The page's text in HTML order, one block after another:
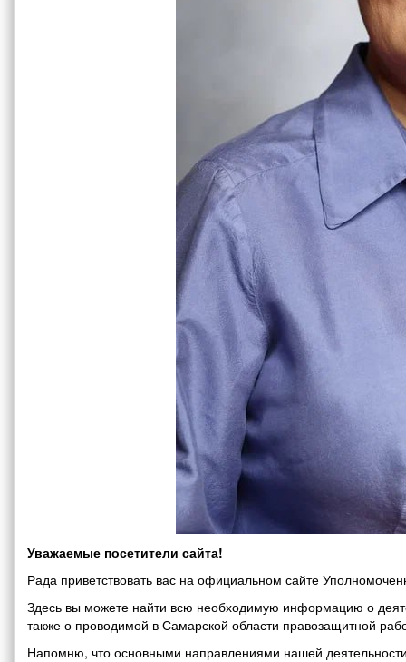
Уважаемые посетители сайта!
Рада приветствовать вас на официальном сайте
Здесь вы можете найти всю необходимую информацию о
также о проводимой в Самарской области правозащитной
Напомню, что основными направлениями нашей